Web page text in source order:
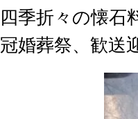
四季折々の懐
冠婚葬祭、歓送